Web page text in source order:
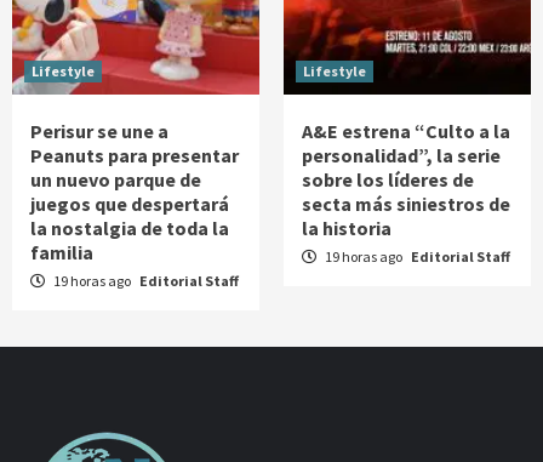
Lifestyle
Perisur se une a
Peanuts para presentar
un nuevo parque de
juegos que despertará
la nostalgia de toda la
familia
19 horas ago Editorial Staff
Lifestyle
A&E estrena “Culto a la
personalidad”, la serie
sobre los líderes de
secta más siniestros de
la historia
19 horas ago Editorial Staff